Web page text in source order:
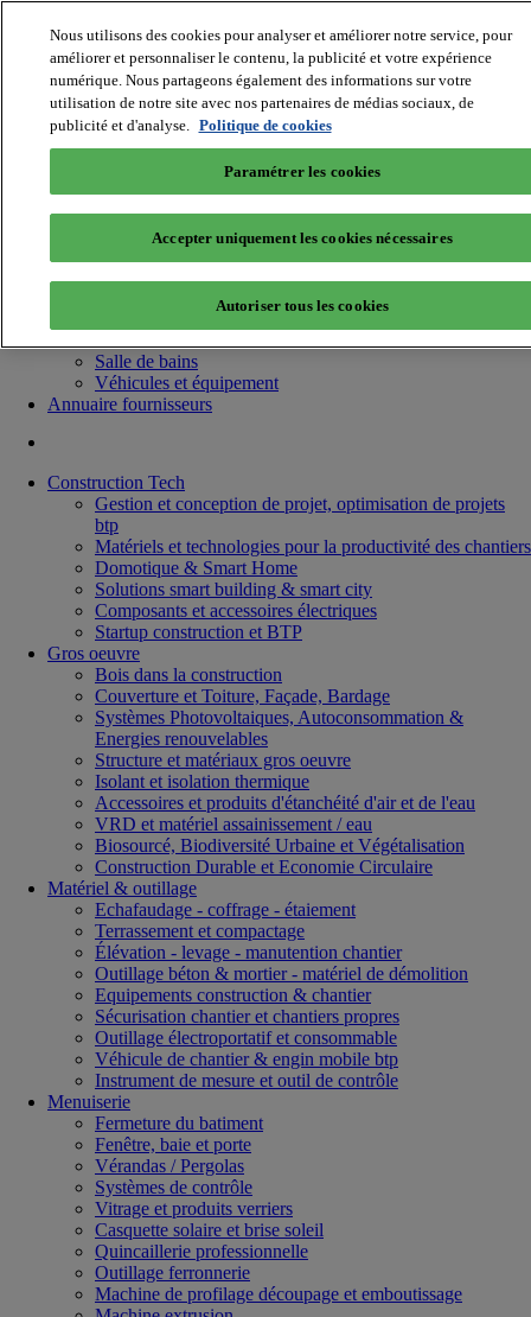
Batiradio
Construction Tech, IT, start-up
Génie climatique
Gros œuvre, structure et enveloppe
Salle de bains
Véhicules et équipement
Annuaire fournisseurs
Construction Tech
Gestion et conception de projet, optimisation de projets
btp
Matériels et technologies pour la productivité des chantiers
Domotique & Smart Home
Solutions smart building & smart city
Composants et accessoires électriques
Startup construction et BTP
Gros oeuvre
Bois dans la construction
Couverture et Toiture, Façade, Bardage
Systèmes Photovoltaiques, Autoconsommation &
Energies renouvelables
Structure et matériaux gros oeuvre
Isolant et isolation thermique
Accessoires et produits d'étanchéité d'air et de l'eau
VRD et matériel assainissement / eau
Biosourcé, Biodiversité Urbaine et Végétalisation
Construction Durable et Economie Circulaire
Matériel & outillage
Echafaudage - coffrage - étaiement
Terrassement et compactage
Élévation - levage - manutention chantier
Outillage béton & mortier - matériel de démolition
Equipements construction & chantier
Sécurisation chantier et chantiers propres
Outillage électroportatif et consommable
Véhicule de chantier & engin mobile btp
Instrument de mesure et outil de contrôle
Menuiserie
Fermeture du batiment
Fenêtre, baie et porte
Vérandas / Pergolas
Systèmes de contrôle
Vitrage et produits verriers
Casquette solaire et brise soleil
Quincaillerie professionnelle
Outillage ferronnerie
Machine de profilage découpage et emboutissage
Nous utilisons des cookies pour analyser et améliorer notre service, pour
améliorer et personnaliser le contenu, la publicité et votre expérience
numérique. Nous partageons également des informations sur votre
utilisation de notre site avec nos partenaires de médias sociaux, de
publicité et d'analyse. Politique de cookies
Paramétrer les cookies
Accepter uniquement les cookies nécessaires
Autoriser tous les cookies